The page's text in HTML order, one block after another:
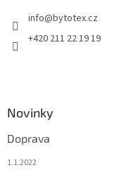
info@bytotex.cz
+420 211 22 19 19
Novinky
Doprava
1.1.2022